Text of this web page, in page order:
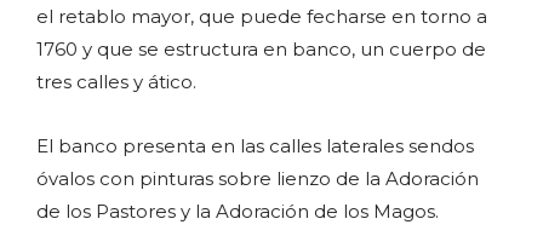
el retablo mayor, que puede fecharse en torno a
1760 y que se estructura en banco, un cuerpo de
tres calles y ático.
El banco presenta en las calles laterales sendos
óvalos con pinturas sobre lienzo de la Adoración
de los Pastores y la Adoración de los Magos.